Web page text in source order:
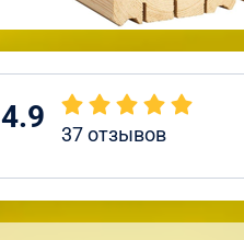
4.9 37отзывов